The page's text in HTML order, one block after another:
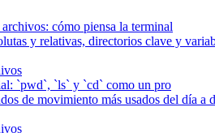
cómo piensa la terminal
y relativas, directorios clave y
`pwd`, `ls` y `cd` como un pro
de movimiento más usados del día a